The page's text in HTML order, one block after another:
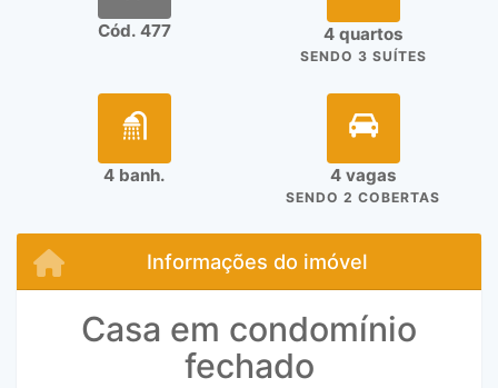
Cód. 477 4 quartos
SENDO 3 SUÍTES
4 banh. 4 vagas
SENDO 2 COBERTAS
Informações do imóvel
Casa em condomínio
fechado